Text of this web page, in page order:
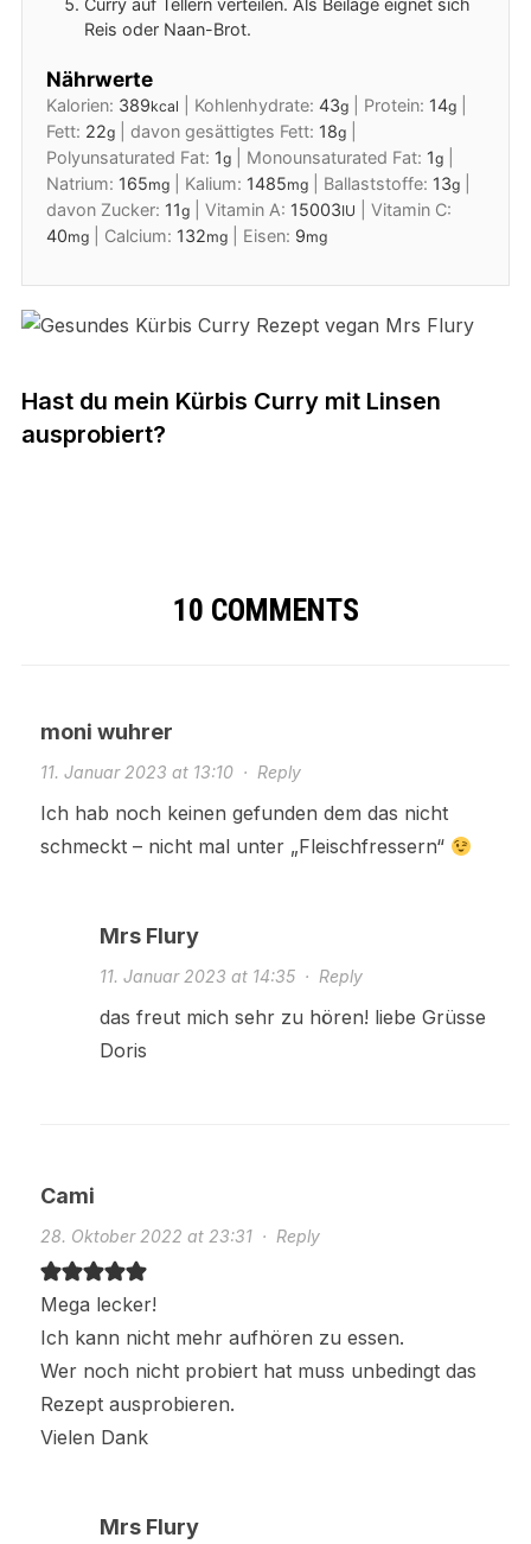
Curry auf Tellern verteilen. Als Beilage eignet sich
Reis oder Naan-Brot.
Nährwerte
Kalorien: 389kcal Kohlenhydrate: 43g| Protein: 14g|
Fett: 22g| davon gesättigtes Fett: 18g|
Polyunsaturated Fat: 1g| Monounsaturated Fat: 1g|
Natrium: 165mg| Kalium: 1485mg| Ballaststoffe: 13g|
davon Zucker: 11g| Vitamin A: 15003IU
Vitamin C:
40mg| Calcium: 132mg| Eisen: 9mg
Hast du mein Kürbis Curry mit Linsen
ausprobiert?
10 COMMENTS
moni wuhrer
11. Januar 2023 at 13:10· Reply
Ich hab noch keinen gefunden dem das nicht
schmeckt – nicht mal unter „Fleischfressern“
Mrs Flury
11. Januar 2023 at 14:35· Reply
das freut mich sehr zu hören! liebe Grüsse
Doris
Cami
28. Oktober 2022 at 23:31· Reply
Mega lecker!
Ich kann nicht mehr aufhören zu essen.
Wer noch nicht probiert hat muss unbedingt das
Rezept ausprobieren.
Vielen Dank
Mrs Flury